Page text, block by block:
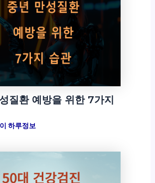
질환 예방을 위한 7가지
하루정보